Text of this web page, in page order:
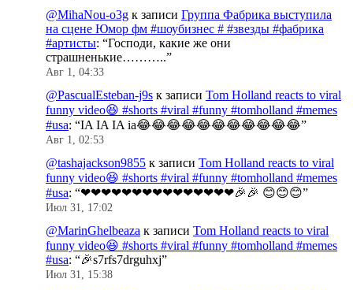
@MihaNou-o3g к записи Группа Фабрика выступила
на сцене Юмор фм #шоубизнес # #звезды #фабрика
#артисты: “Господи, какие же они
страшненькие………..”
Авг 1, 04:33
@PascualEsteban-j9s к записи Tom Holland reacts to viral
funny video😆 #shorts #viral #funny #tomholland #memes
#usa: “IA IA IA ia😂😂😂😂😂😂😂😂😂😂😂”
Авг 1, 02:53
@tashajackson9855 к записи Tom Holland reacts to viral
funny video😆 #shorts #viral #funny #tomholland #memes
#usa: “❤❤❤❤❤❤❤❤❤❤❤❤❤❤❤🎉🎉 😊😊😊”
Июл 31, 17:02
@MarinGhelbeaza к записи Tom Holland reacts to viral
funny video😆 #shorts #viral #funny #tomholland #memes
#usa: “🎉s7rfs7drguhxj”
Июл 31, 15:38